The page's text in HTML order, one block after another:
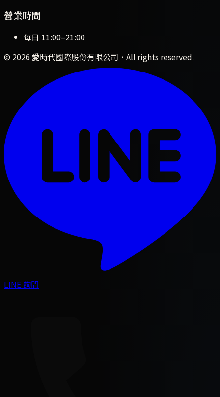
營業時間
每日 11:00–21:00
© 2026 愛時代國際股份有限公司 ．All rights reserved.
LINE 詢問